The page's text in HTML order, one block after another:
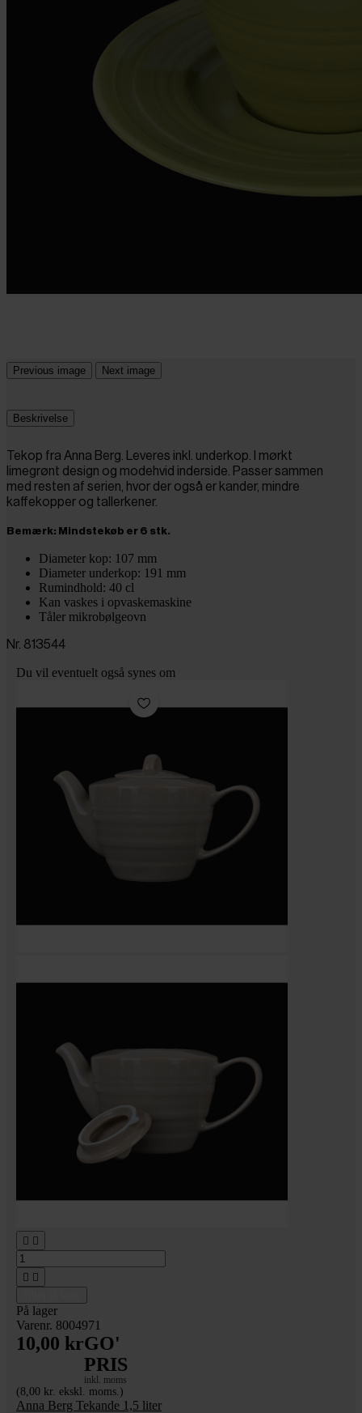
Previous image Next image
Beskrivelse
Tekop fra Anna Berg. Leveres inkl. underkop. I mørkt
limegrønt design og modehvid inderside. Passer sammen
med resten af serien, hvor der også er kander, mindre
kaffekopper og tallerkener.
Bemærk: Mindstekøb er 6 stk.
Diameter kop: 107 mm
Diameter underkop: 191 mm
Rumindhold: 40 cl
Kan vaskes i opvaskemaskine
Tåler mikrobølgeovn
Nr. 813544
Du vil eventuelt også synes om
 
 
På lager
Varenr. 8004971
10,00 krGO'
PRIS
inkl. moms
(8,00 kr. ekskl. moms.)
Anna Berg Tekande 1,5 liter